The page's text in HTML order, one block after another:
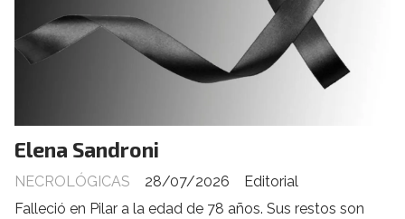
Elena Sandroni
Editorial
NECROLÓGICAS
28/07/2026
Falleció en Pilar a la edad de 78 años. Sus restos son